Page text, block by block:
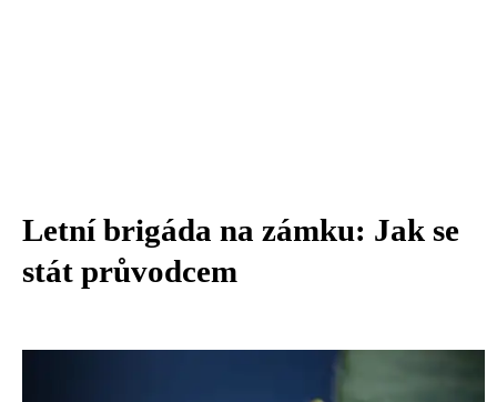
Letní brigáda na zámku: Jak se
stát průvodcem